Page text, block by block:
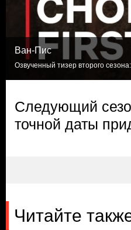
Ван-Пис
Озвученный тизер второго
Следующий
точной даты
Читайте